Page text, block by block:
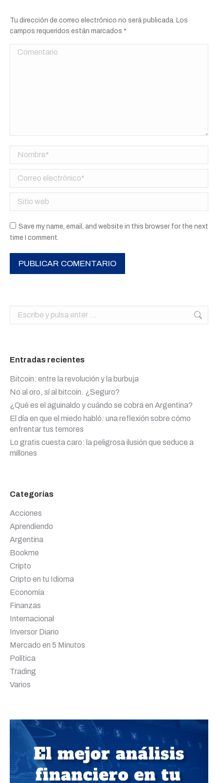
Tu dirección de correo electrónico no será publicada. Los
campos requeridos están marcados *
Comentario
Nombre *
Correo electrónico *
Sitio web
Save my name, email, and website in this browser for the next
time I comment.
PUBLICAR COMENTARIO
Buscar:
Entradas recientes
Bitcoin: entre la revolución y la burbuja
No al oro, sí al bitcoin. ¿Seguro?
¿Qué es el aguinaldo y cuándo se cobra en Argentina?
El día en que el miedo habló: una reflexión sobre cómo
enfrentar tus temores
Lo gratis cuesta caro: la peligrosa ilusión que seduce a
millones
Categorías
Acciones
Aprendiendo
Argentina
Bookme
Cripto
Cripto en tu Idioma
Economía
Finanzas
Internacional
Inversor Diario
Mercado en 5 Minutos
Política
Trading
Varios